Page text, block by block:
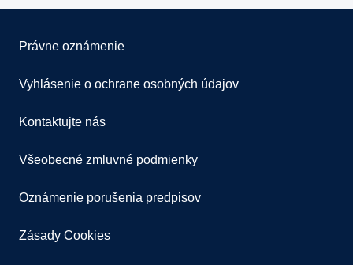
Právne oznámenie
Vyhlásenie o ochrane osobných údajov
Kontaktujte nás
Všeobecné zmluvné podmienky
Oznámenie porušenia predpisov
Zásady Cookies